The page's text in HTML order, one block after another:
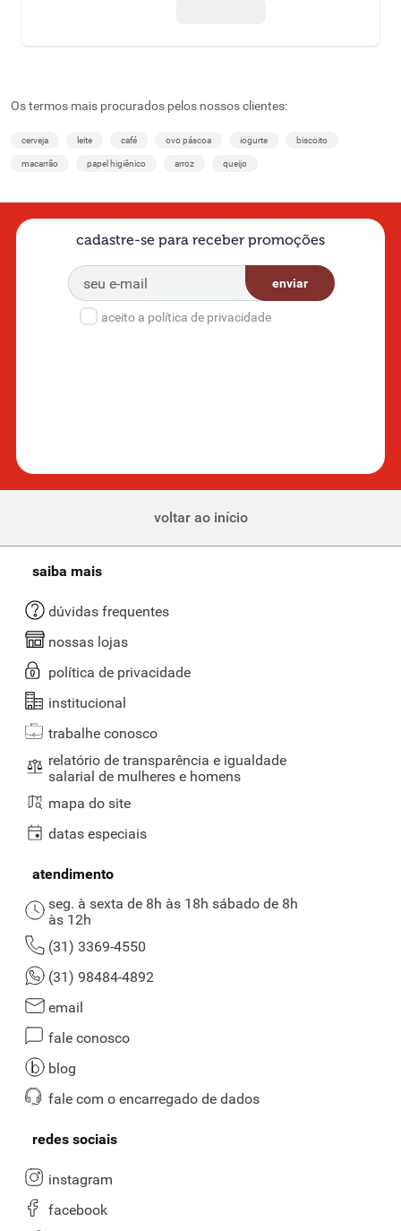
Os termos mais procurados pelos nossos clientes:
cerveja leite café ovo páscoa iogurte biscoito
macarrão papel higiênico arroz queijo
cadastre-se para receber promoções
enviar
aceito a política de privacidade
voltar ao início
saiba mais
dúvidas frequentes
nossas lojas
política de privacidade
institucional
trabalhe conosco
relatório de transparência e igualdade
salarial de mulheres e homens
mapa do site
datas especiais
atendimento
seg. à sexta de 8h às 18h sábado de 8h
às 12h
(31) 3369-4550
(31) 98484-4892
email
fale conosco
blog
fale com o encarregado de dados
redes sociais
instagram
facebook